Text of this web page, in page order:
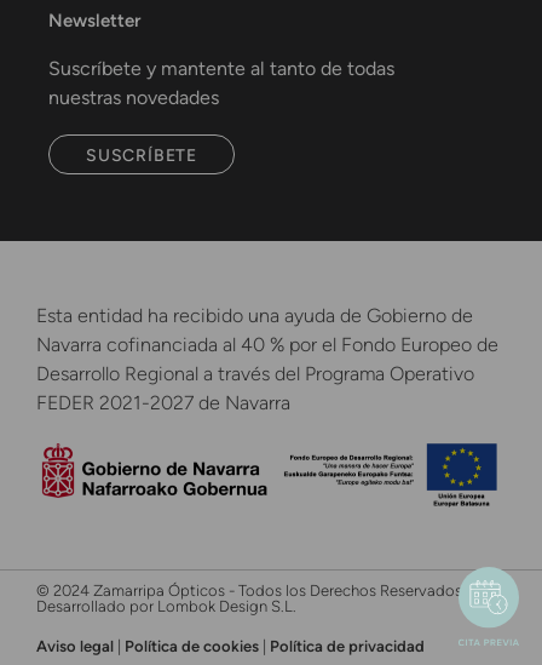
Newsletter
Suscríbete y mantente al tanto de todas
nuestras novedades
SUSCRÍBETE
Esta entidad ha recibido una ayuda de Gobierno de
Navarra cofinanciada al 40 % por el Fondo Europeo de
Desarrollo Regional a través del Programa Operativo
FEDER 2021-2027 de Navarra
© 2024 Zamarripa Ópticos - Todos los Derechos Reservados -
Desarrollado por Lombok Design S.L.
Aviso legal Política de cookies Política de privacidad